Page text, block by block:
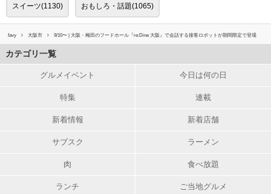
スイーツ(1130) おもしろ・話題(1065)
favy 大阪市 9/10〜 | 大阪・梅田のフードホール『re:Dine 大阪』で会話する接客ロボットが期間限定で登場
カテゴリ一覧
グルメイベント 今日は何の日
特集 連載
新着情報 新着店舗
サブスク ラーメン
肉 食べ放題
ランチ ご当地グルメ